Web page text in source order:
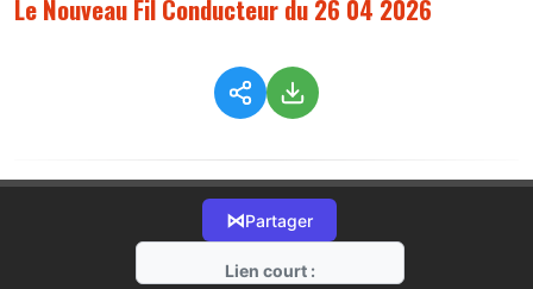
Le Nouveau Fil Conducteur du 26 04 2026
⋈Partager
Lien court :